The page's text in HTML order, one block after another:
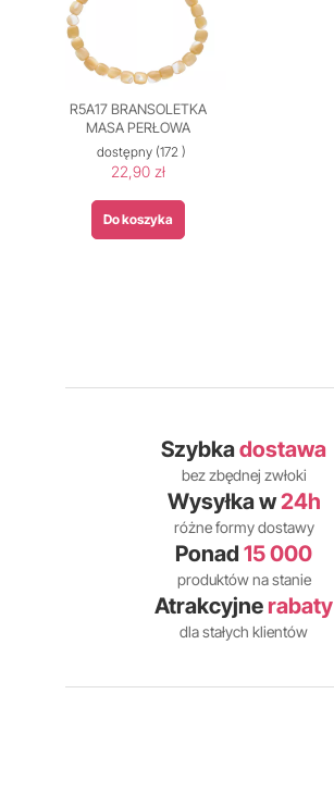
R5A17 BRANSOLETKA
MASA PERŁOWA
dostępny(172 )
22,90 zł
Do koszyka
Szybkadostawa
bez zbędnej zwłoki
Wysyłka w24h
różne formy dostawy
Ponad 15 000
produktów na stanie
Atrakcyjne rabaty
dla stałych klientów